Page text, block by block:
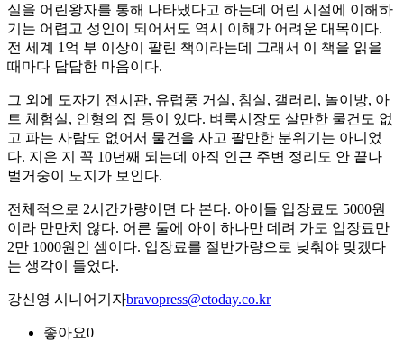
실을 어린왕자를 통해 나타냈다고 하는데 어린 시절에 이해하
기는 어렵고 성인이 되어서도 역시 이해가 어려운 대목이다.
전 세계 1억 부 이상이 팔린 책이라는데 그래서 이 책을 읽을
때마다 답답한 마음이다.
그 외에 도자기 전시관, 유럽풍 거실, 침실, 갤러리, 놀이방, 아
트 체험실, 인형의 집 등이 있다. 벼룩시장도 살만한 물건도 없
고 파는 사람도 없어서 물건을 사고 팔만한 분위기는 아니었
다. 지은 지 꼭 10년째 되는데 아직 인근 주변 정리도 안 끝나
벌거숭이 노지가 보인다.
전체적으로 2시간가량이면 다 본다. 아이들 입장료도 5000원
이라 만만치 않다. 어른 둘에 아이 하나만 데려 가도 입장료만
2만 1000원인 셈이다. 입장료를 절반가량으로 낮춰야 맞겠다
는 생각이 들었다.
강신영 시니어기자bravopress@etoday.co.kr
좋아요0